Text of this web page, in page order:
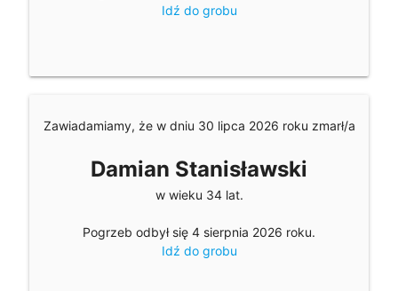
Idź do grobu
Zawiadamiamy, że w dniu 30 lipca 2026 roku zmarł/a
Damian Stanisławski
w wieku 34 lat.
Pogrzeb odbył się 4 sierpnia 2026 roku.
Idź do grobu